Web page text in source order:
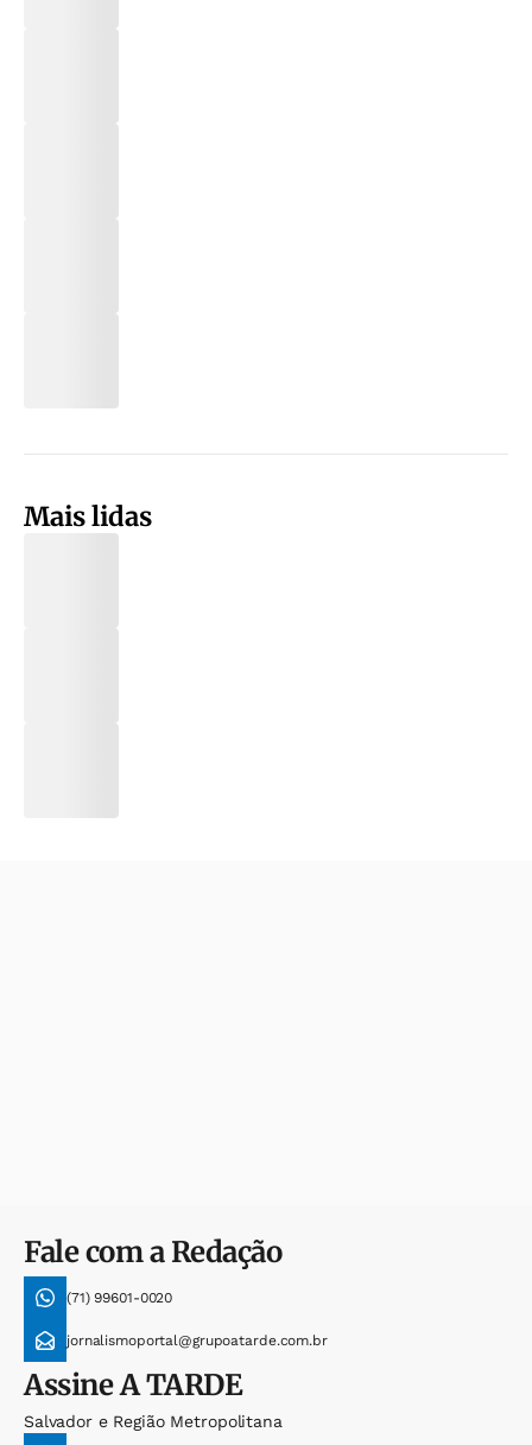
Mais lidas
Fale com a Redação
(71) 99601-0020
jornalismoportal@grupoatarde.com.br
AssineA TARDE
Salvador e Região Metropolitana